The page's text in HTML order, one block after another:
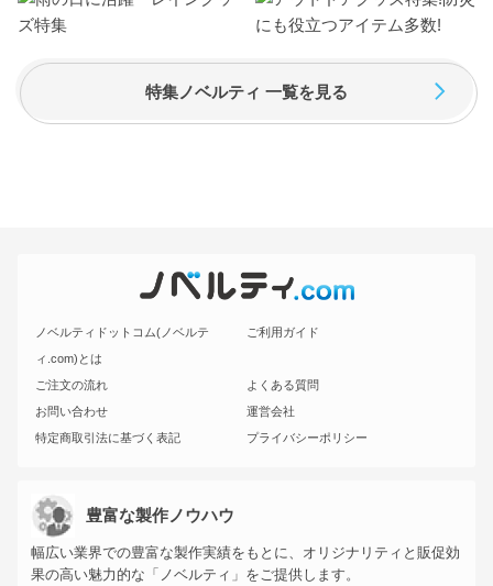
特集ノベルティ 一覧を見る
ノベルティドットコム(ノベルテ
ィ.com)とは
ご利用ガイド
ご注文の流れ
よくある質問
お問い合わせ
運営会社
特定商取引法に基づく表記
プライバシーポリシー
豊富な製作ノウハウ
幅広い業界での豊富な製作実績をもとに、オリジナリティと販促効
果の高い魅力的な「ノベルティ」をご提供します。